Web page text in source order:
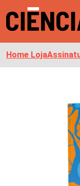
Home Loja